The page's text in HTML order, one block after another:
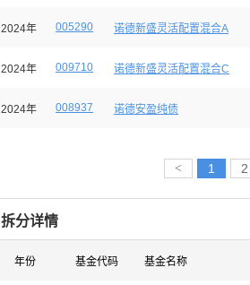
2024年 005290 诺德新盛灵活配置混合A
2024年 009710 诺德新盛灵活配置混合C
2024年 008937 诺德安盈纯债
< 1 2
拆分详情
年份 基金代码 基金名称